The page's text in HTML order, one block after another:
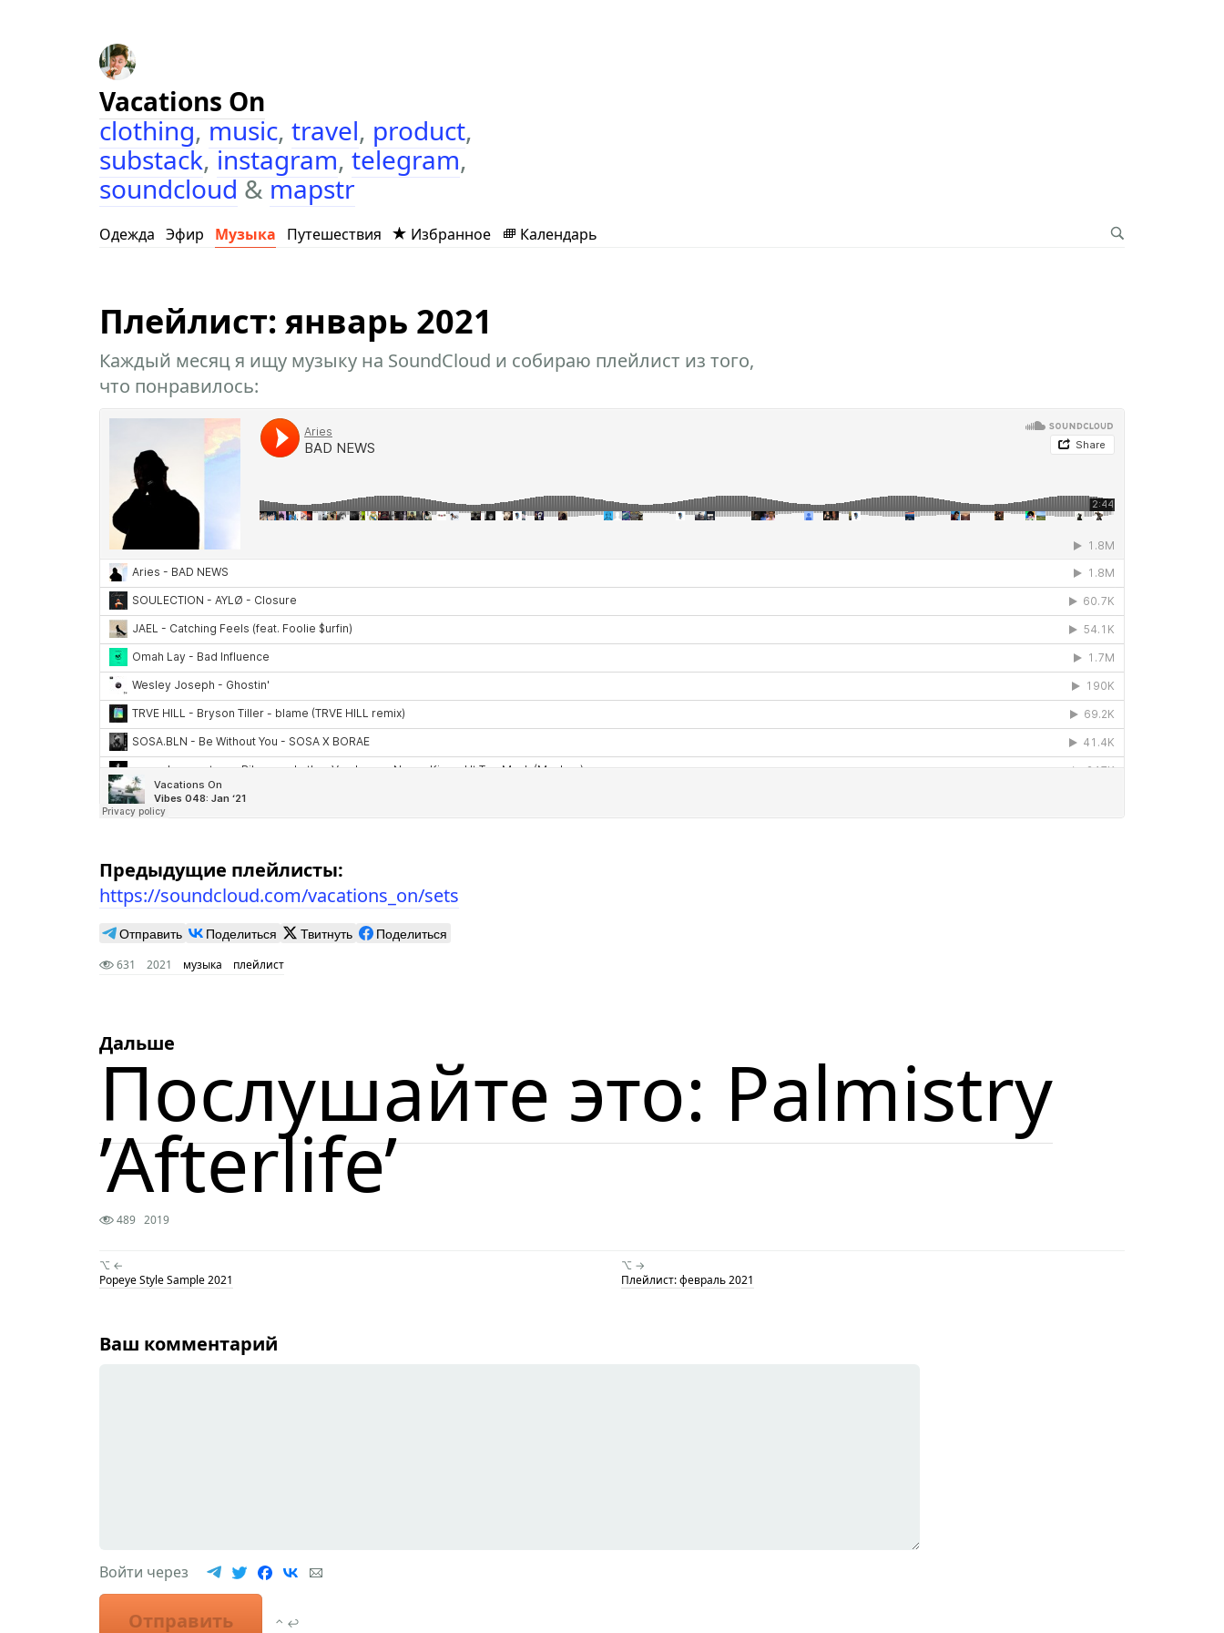
Vacations On
clothing,music, travel, product,
substack,instagram,telegram,
soundcloud&mapstr
Одежда Эфир Музыка Путешествия Избранное Календарь
Плейлист: январь 2021
Каждый месяц я ищу музыку на SoundCloud и собираю плейлист из того,
что понравилось:
Предыдущие плейлисты:
https://soundcloud.com/vacations_on/sets
Отправить Поделиться Твитнуть Поделиться
631 2021 музыка плейлист
Дальше
Послушайте это: Palmistry
’Afterlife’
489 2019
⌥ ←
Popeye Style Sample 2021
⌥ →
Плейлист: февраль 2021
Ваш комментарий
Войти через
Отправить ⌃ ↩